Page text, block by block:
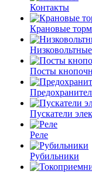
Контакты
Крановые
Посты
Пускатели
Реле
Рубильники